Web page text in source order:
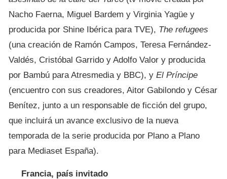
Nacho Faerna, Miguel Bardem y Virginia Yagüe y
producida por Shine Ibérica para TVE), The refugees
(una creación de Ramón Campos, Teresa Fernández-
Valdés, Cristóbal Garrido y Adolfo Valor y producida
por Bambú para Atresmedia y BBC), y El Príncipe
(encuentro con sus creadores, Aitor Gabilondo y César
Benítez, junto a un responsable de ficción del grupo,
que incluirá un avance exclusivo de la nueva
temporada de la serie producida por Plano a Plano
para Mediaset España).
Francia, país invitado